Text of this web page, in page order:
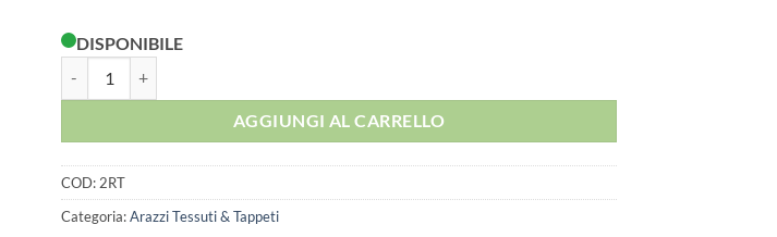
DISPONIBILE
AGGIUNGI AL CARRELLO
COD: 2RT
Categoria:Arazzi Tessuti & Tappeti